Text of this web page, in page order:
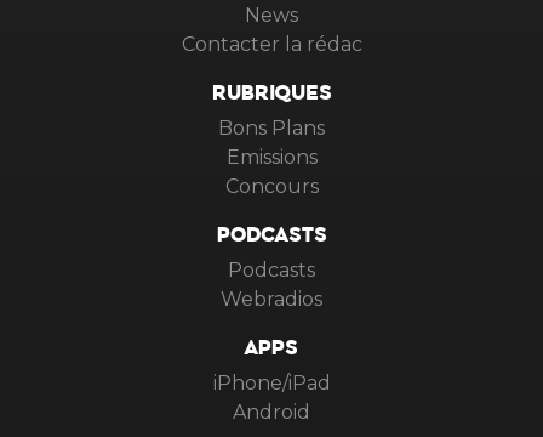
News
Contacter la rédac
RUBRIQUES
Bons Plans
Emissions
Concours
PODCASTS
Podcasts
Webradios
APPS
iPhone/iPad
Android